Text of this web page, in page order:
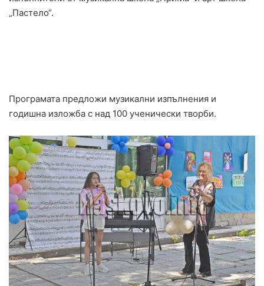
„Пастело“.
Програмата предложи музикални изпълнения и
годишна изложба с над 100 ученически творби.